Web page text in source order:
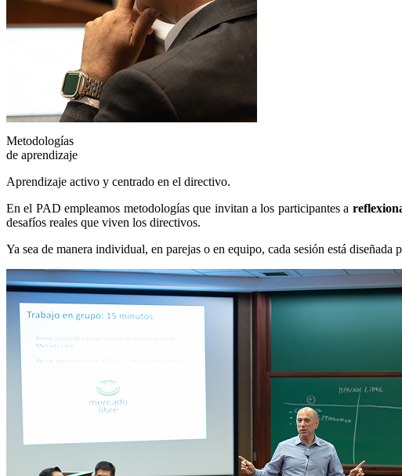
Metodologías
de aprendizaje
Aprendizaje activo y centrado en el directivo.
En el PAD empleamos metodologías que invitan a los participantes a
desafíos reales que viven los directivos.
Ya sea de manera individual, en parejas o en equipo, cada sesión está